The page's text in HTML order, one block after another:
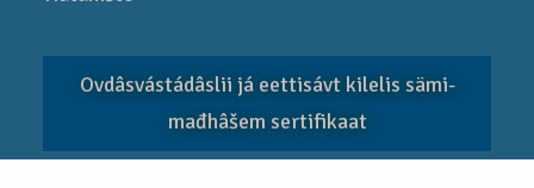
Ovdâsvástádâslii já eettisávt kilelis sämi­
mađhâšem sertifikaat